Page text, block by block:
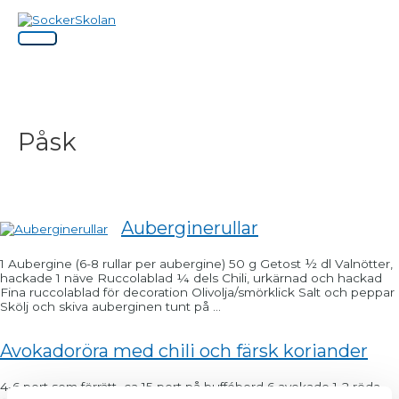
innehåll
Påsk
Auberginerullar
1 Aubergine (6-8 rullar per aubergine) 50 g Getost ½ dl Valnötter,
hackade 1 näve Ruccolablad ¼ dels Chili, urkärnad och hackad
Fina ruccolablad för decoration Olivolja/smörklick Salt och peppar
Skölj och skiva auberginen tunt på ...
Avokadoröra med chili och färsk koriander
4-6 port som förrätt ca 15 port på buffébord 6 avokado 1-2 röda